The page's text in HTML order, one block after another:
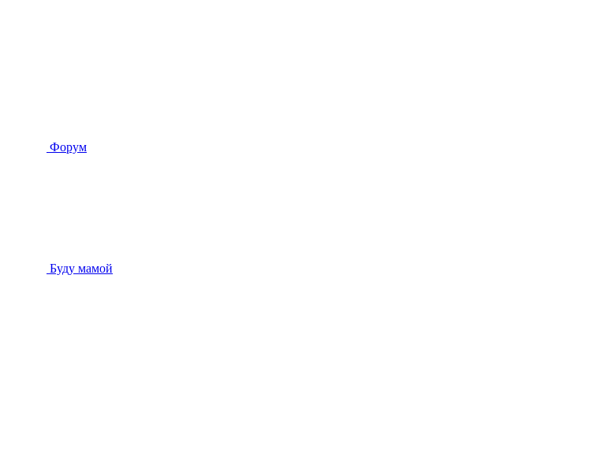
Форум
Буду мамой